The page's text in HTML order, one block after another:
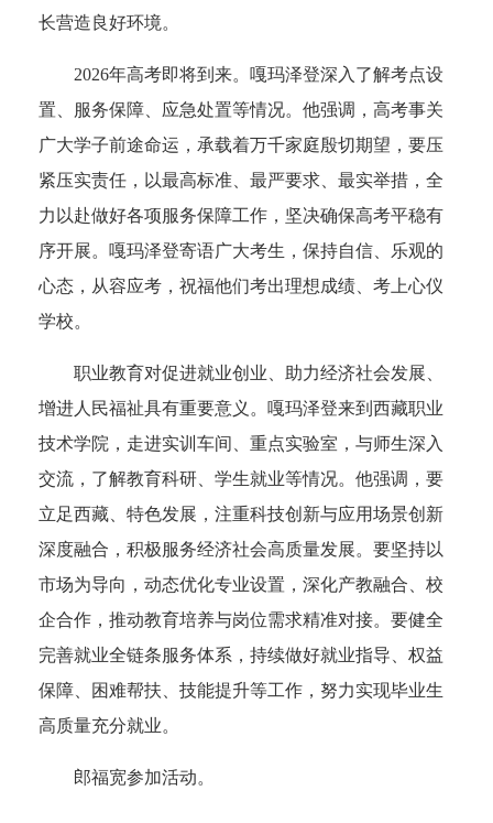
长营造良好环境。
2026年高考即将到来。嘎玛泽登深入了解考点设
置、服务保障、应急处置等情况。他强调，高考事关
广大学子前途命运，承载着万千家庭殷切期望，要压
紧压实责任，以最高标准、最严要求、最实举措，全
力以赴做好各项服务保障工作，坚决确保高考平稳有
序开展。嘎玛泽登寄语广大考生，保持自信、乐观的
心态，从容应考，祝福他们考出理想成绩、考上心仪
学校。
职业教育对促进就业创业、助力经济社会发展、
增进人民福祉具有重要意义。嘎玛泽登来到西藏职业
技术学院，走进实训车间、重点实验室，与师生深入
交流，了解教育科研、学生就业等情况。他强调，要
立足西藏、特色发展，注重科技创新与应用场景创新
深度融合，积极服务经济社会高质量发展。要坚持以
市场为导向，动态优化专业设置，深化产教融合、校
企合作，推动教育培养与岗位需求精准对接。要健全
完善就业全链条服务体系，持续做好就业指导、权益
保障、困难帮扶、技能提升等工作，努力实现毕业生
高质量充分就业。
郎福宽参加活动。